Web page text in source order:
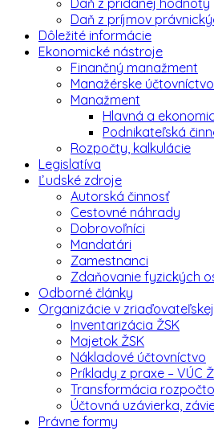
Daň z pridanej hodnoty
Daň z príjmov
Dôležité informácie
Ekonomické nástroje
Finančný manažment
Manažérske účtovníctvo
Manažment
Hlavná a
Podnikateľská
Rozpočty, kalkulácie
Legislatíva
Ľudské zdroje
Autorská činnosť
Cestovné náhrady
Dobrovoľníci
Mandatári
Zamestnanci
Zdaňovanie fyzických
Odborné články
Organizácie v
Inventarizácia ŽSK
Majetok ŽSK
Nákladové účtovníctvo
Príklady z praxe – VÚC
Transformácia
Účtovná uzávierka,
Právne formy